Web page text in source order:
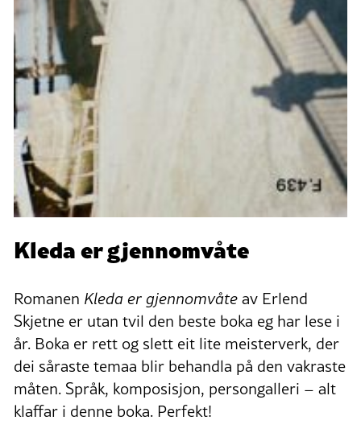
Kleda er gjennomvåte
Romanen Kleda er gjennomvåteav Erlend
Skjetne er utan tvil den beste boka eg har lese i
år. Boka er rett og slett eit lite meisterverk, der
dei såraste temaa blir behandla på den vakraste
måten. Språk, komposisjon, persongalleri – alt
klaffar i denne boka. Perfekt!